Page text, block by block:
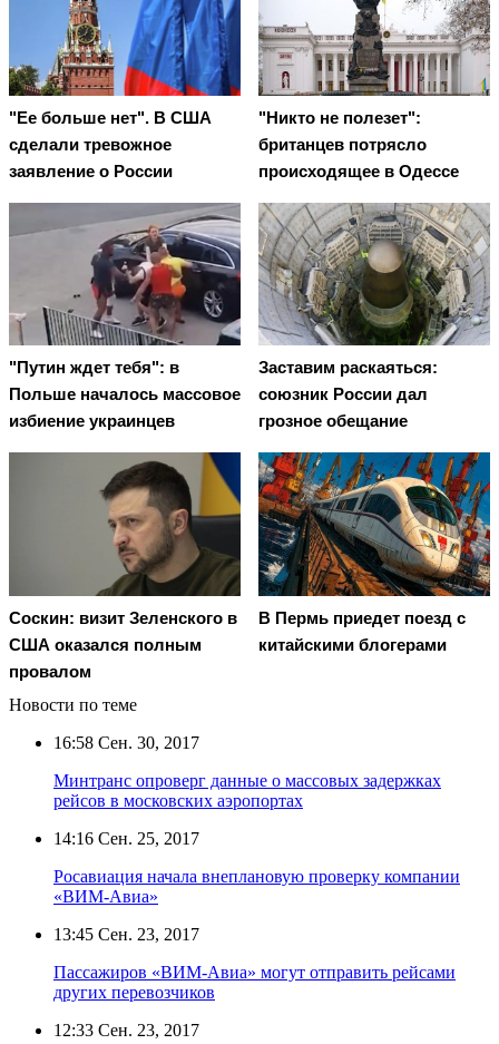
"Ее больше нет". В США
сделали тревожное
заявление о России
"Никто не полезет":
британцев потрясло
происходящее в Одессе
"Путин ждет тебя": в
Польше началось массовое
избиение украинцев
Заставим раскаяться:
союзник России дал
грозное обещание
Соскин: визит Зеленского в
США оказался полным
провалом
В Пермь приедет поезд с
китайскими блогерами
Новости по теме
16:58 Сен. 30, 2017
Минтранс опроверг данные о массовых задержках
рейсов в московских аэропортах
14:16 Сен. 25, 2017
Росавиация начала внеплановую проверку компании
«ВИМ-Авиа»
13:45 Сен. 23, 2017
Пассажиров «ВИМ-Авиа» могут отправить рейсами
других перевозчиков
12:33 Сен. 23, 2017